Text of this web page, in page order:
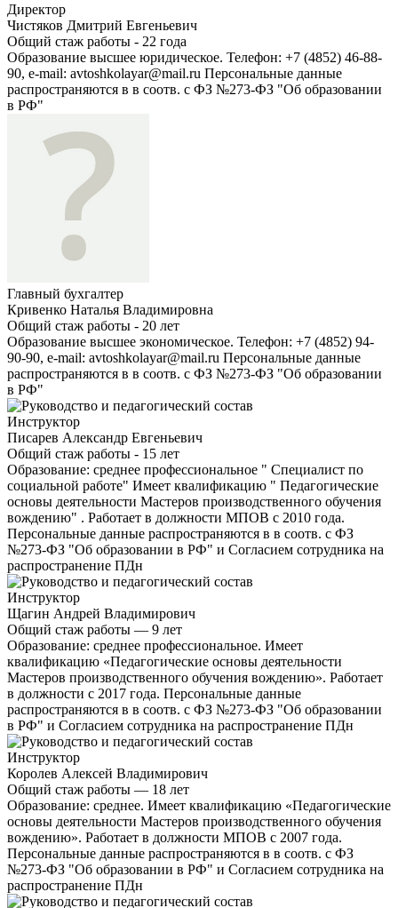
Директор
Чистяков Дмитрий Евгеньевич
Общий стаж работы - 22 года
Образование высшее юридическое. Телефон: +7 (4852) 46-88-
90, e-mail: avtoshkolayar@mail.ru Персональные данные
распространяются в в соотв. с ФЗ №273-ФЗ "Об образовании
в РФ"
Главный бухгалтер
Кривенко Наталья Владимировна
Общий стаж работы - 20 лет
Образование высшее экономическое. Телефон: +7 (4852) 94-
90-90, e-mail: avtoshkolayar@mail.ru Персональные данные
распространяются в в соотв. с ФЗ №273-ФЗ "Об образовании
в РФ"
Инструктор
Писарев Александр Евгеньевич
Общий стаж работы - 15 лет
Образование: среднее профессиональное " Специалист по
социальной работе" Имеет квалификацию " Педагогические
основы деятельности Мастеров производственного обучения
вождению" . Работает в должности МПОВ с 2010 года.
Персональные данные распространяются в в соотв. с ФЗ
№273-ФЗ "Об образовании в РФ" и Согласием сотрудника на
распространение ПДн
Инструктор
Щагин Андрей Владимирович
Общий стаж работы — 9 лет
Образование: среднее профессиональное. Имеет
квалификацию «Педагогические основы деятельности
Мастеров производственного обучения вождению». Работает
в должности с 2017 года. Персональные данные
распространяются в в соотв. с ФЗ №273-ФЗ "Об образовании
в РФ" и Согласием сотрудника на распространение ПДн
Инструктор
Королев Алексей Владимирович
Общий стаж работы — 18 лет
Образование: среднее. Имеет квалификацию «Педагогические
основы деятельности Мастеров производственного обучения
вождению». Работает в должности МПОВ с 2007 года.
Персональные данные распространяются в в соотв. с ФЗ
№273-ФЗ "Об образовании в РФ" и Согласием сотрудника на
распространение ПДн